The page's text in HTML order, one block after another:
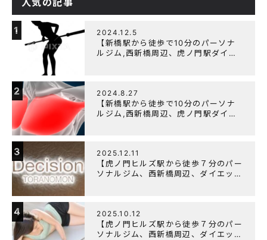
1 2024.12.5
【新橋駅から徒歩で10分のパーソナ
ルジム,西新橋周辺、虎ノ門駅ダイエ
2 2024.8.27
【新橋駅から徒歩で10分のパーソナ
ルジム,西新橋周辺、虎ノ門駅ダイエ
3 2025.12.11
【虎ノ門ヒルズ駅から徒歩７分のパー
ソナルジム、西新橋周辺、ダイエット
4 2025.10.12
【虎ノ門ヒルズ駅から徒歩７分のパー
ソナルジム、西新橋周辺、ダイエット